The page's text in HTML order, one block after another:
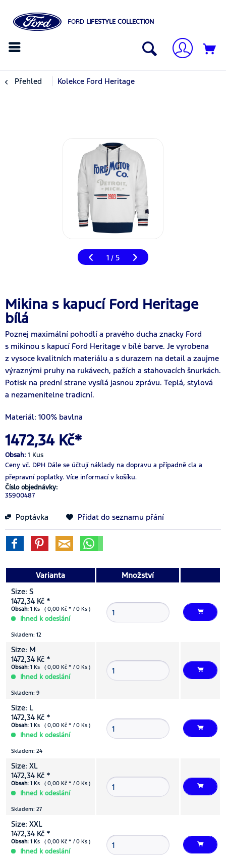
FORD LIFESTYLE COLLECTION
Přehled Kolekce Ford Heritage
1 / 5
Mikina s kapucí Ford Heritage
bílá
Poznej maximální pohodlí a pravého ducha znacky Ford
s mikinou s kapucí Ford Heritage v bílé barve. Je vyrobena
z vysoce kvalitních materiálu a s durazem na detail a zaujme
výraznými pruhy na rukávech, pažích a stahovacích šnurkách.
Potisk na prední strane vysílá jasnou zprávu. Teplá, stylová
a nezamenitelne tradicní.
Materiál: 100% bavlna
1472,34 Kč*
Obsah: 1 Kus
Ceny vč. DPH Dále se účtují náklady na dopravu a případně cla a
přepravní poplatky. Více informací v košíku.
Číslo objednávky:
35900487
Poptávka Přidat do seznamu přání
Varianta
Množství
Size: S
1472,34 Kč *
Obsah: 1 Ks ( 0,00 Kč * / 0 Ks )
Ihned k odeslání
Skladem: 12
Size: M
1472,34 Kč *
Obsah: 1 Ks ( 0,00 Kč * / 0 Ks )
Ihned k odeslání
Skladem: 9
Size: L
1472,34 Kč *
Obsah: 1 Ks ( 0,00 Kč * / 0 Ks )
Ihned k odeslání
Skladem: 24
Size: XL
1472,34 Kč *
Obsah: 1 Ks ( 0,00 Kč * / 0 Ks )
Ihned k odeslání
Skladem: 27
Size: XXL
1472,34 Kč *
Obsah: 1 Ks ( 0,00 Kč * / 0 Ks )
Ihned k odeslání